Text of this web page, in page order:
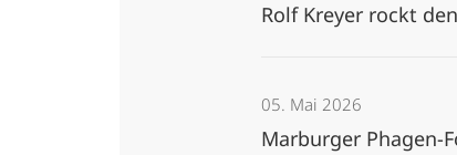
Rolf Kreyer rockt
05. Mai 2026
Marburger Phagen-